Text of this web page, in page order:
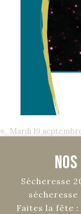
« Mardi 19
Sécheresse
Faites la fête